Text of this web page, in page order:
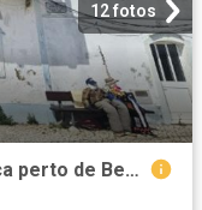
12 fotos
Moradia de 2 pisos em Aldeia típica perto de Benafim